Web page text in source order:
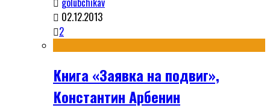
02.12.2013
2
Книга «Заявка на подвиг»,
Константин Арбенин